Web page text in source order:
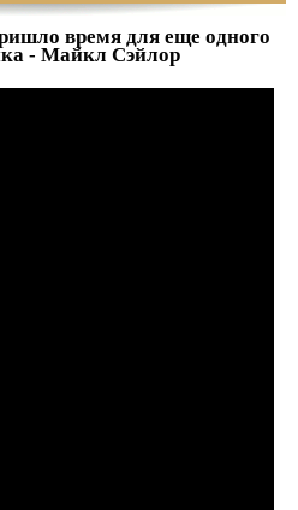
время для еще одного
- Майкл Сэйлор